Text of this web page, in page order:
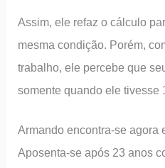
Assim, ele refaz o cálculo
mesma condição. Porém,
trabalho, ele percebe que
somente quando ele tivesse
Armando encontra-se agora
Aposenta-se após 23 anos